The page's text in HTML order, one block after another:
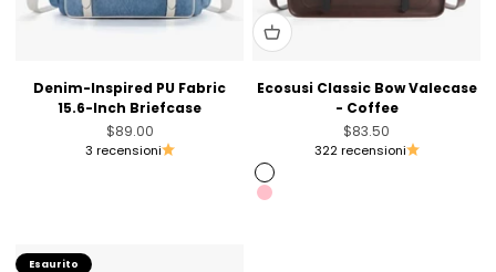
Denim-Inspired PU Fabric
15.6-Inch Briefcase
Prezzo scontato
$89.00
3 recensioni
Ecosusi Classic Bow Valecase
- Coffee
Prezzo scontato
$83.50
322 recensioni
Coffee
Pink
Esaurito